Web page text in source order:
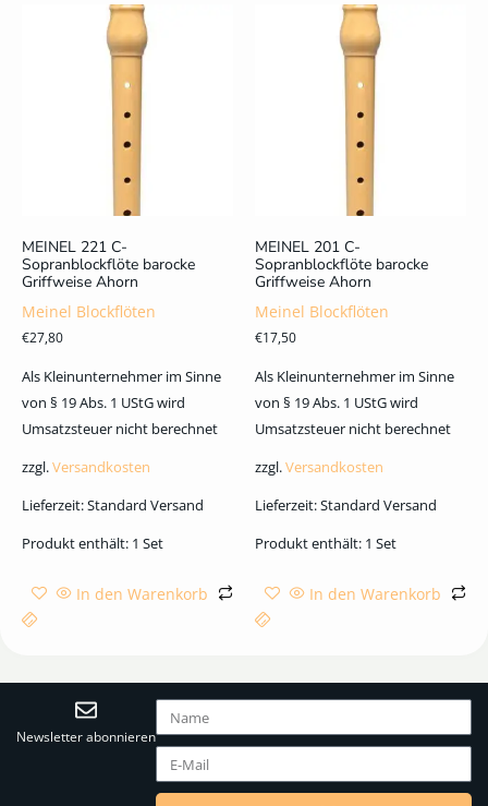
MEINEL 221 C-
Sopranblockflöte barocke
Griffweise Ahorn
Meinel Blockflöten
€27,80
Als Kleinunternehmer im Sinne
von § 19 Abs. 1 UStG wird
Umsatzsteuer nicht berechnet
zzgl.Versandkosten
Lieferzeit:Standard Versand
Produkt enthält: 1 Set
In den Warenkorb
MEINEL 201 C-
Sopranblockflöte barocke
Griffweise Ahorn
Meinel Blockflöten
€17,50
Als Kleinunternehmer im Sinne
von § 19 Abs. 1 UStG wird
Umsatzsteuer nicht berechnet
zzgl.Versandkosten
Lieferzeit:Standard Versand
Produkt enthält: 1 Set
In den Warenkorb
Newsletter abonnieren